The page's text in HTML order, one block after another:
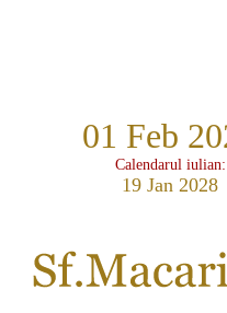
01 Feb
Calendarul iulian:
19 Jan 2028